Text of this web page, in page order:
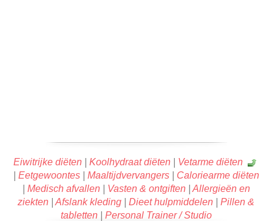
Eiwitrijke diëten Koolhydraat diëten
Vetarme diëten
Eetgewoontes| Maaltijdvervangers| Caloriearme diëten
Medisch afvallen| Vasten & ontgiften| Allergieën en
ziekten
Afslank kleding Dieet hulpmiddelen
Pillen &
tabletten| Personal Trainer / Studio